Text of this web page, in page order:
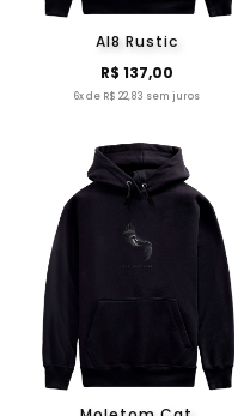
Al8 Rustic
R$ 137,00
6x de R$ 22,83 sem juros